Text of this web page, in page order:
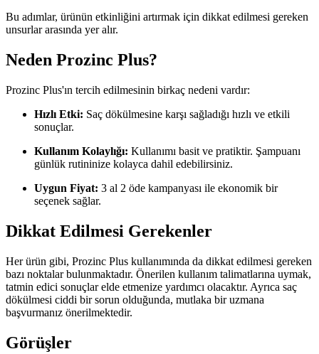
Bu adımlar, ürünün etkinliğini artırmak için dikkat edilmesi gereken
unsurlar arasında yer alır.
Neden Prozinc Plus?
Prozinc Plus'ın tercih edilmesinin birkaç nedeni vardır:
Hızlı Etki: Saç dökülmesine karşı sağladığı hızlı ve etkili
sonuçlar.
Kullanım Kolaylığı: Kullanımı basit ve pratiktir. Şampuanı
günlük rutininize kolayca dahil edebilirsiniz.
Uygun Fiyat: 3 al 2 öde kampanyası ile ekonomik bir
seçenek sağlar.
Dikkat Edilmesi Gerekenler
Her ürün gibi, Prozinc Plus kullanımında da dikkat edilmesi gereken
bazı noktalar bulunmaktadır. Önerilen kullanım talimatlarına uymak,
tatmin edici sonuçlar elde etmenize yardımcı olacaktır. Ayrıca saç
dökülmesi ciddi bir sorun olduğunda, mutlaka bir uzmana
başvurmanız önerilmektedir.
Görüşler